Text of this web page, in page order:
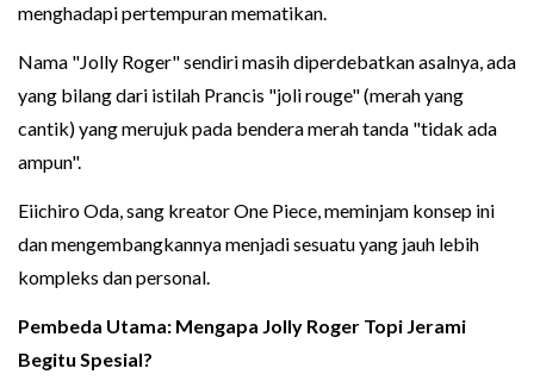
menghadapi pertempuran mematikan.
Nama "Jolly Roger" sendiri masih diperdebatkan asalnya, ada
yang bilang dari istilah Prancis "joli rouge" (merah yang
cantik) yang merujuk pada bendera merah tanda "tidak ada
ampun".
Eiichiro Oda, sang kreator One Piece, meminjam konsep ini
dan mengembangkannya menjadi sesuatu yang jauh lebih
kompleks dan personal.
Pembeda Utama: Mengapa Jolly Roger Topi Jerami
Begitu Spesial?